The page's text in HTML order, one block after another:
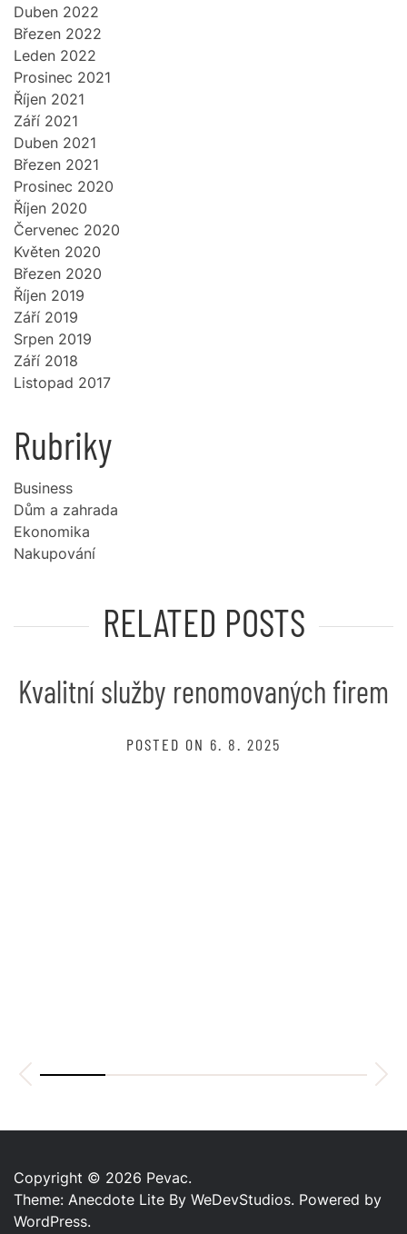
Duben 2022
Březen 2022
Leden 2022
Prosinec 2021
Říjen 2021
Září 2021
Duben 2021
Březen 2021
Prosinec 2020
Říjen 2020
Červenec 2020
Květen 2020
Březen 2020
Říjen 2019
Září 2019
Srpen 2019
Září 2018
Listopad 2017
Rubriky
Business
Dům a zahrada
Ekonomika
Nakupování
RELATED POSTS
Kvalitní služby renomovaných firem
POSTED ON 6. 8. 2025
Copyright © 2026 Pevac.
Theme: Anecdote Lite By WeDevStudios. Powered by
WordPress.